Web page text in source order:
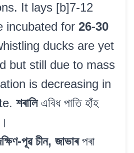
It lays [b]7-12
incubated for 26-30
ducks are yet
but still due to mass
is decreasing in
শৰালিএবিধ পাতি হাঁহ
পূৱ চীন, জাভাৰপৰা